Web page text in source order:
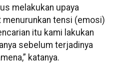
melakukan upaya
menurunkan tensi (emosi)
itu kami lakukan
sebelum terjadinya
katanya.